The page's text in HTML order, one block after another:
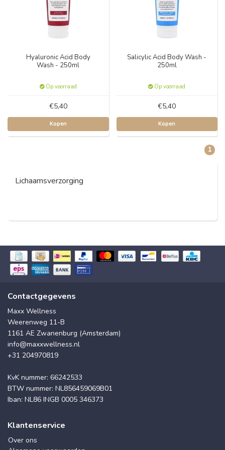
Hyaluronic Acid Body
Wash - 250ml
Op voorraad
€5,40
Kopen
Salicylic Acid Body Wash -
250ml
Op voorraad
€5,40
Kopen
1
Lichaamsverzorging
Contactgegevens
Maxx Wellness
Weerenweg 11-B
1161 AE Zwanenburg (Amsterdam)
info@maxxwellness.nl
+31 204970819
KvK nummer: 66242533
BTW nummer: NL856459069B01
Iban: NL86 INGB 0005 346373
Klantenservice
Over ons